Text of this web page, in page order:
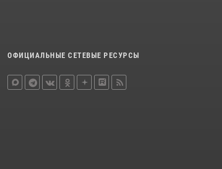
ОФИЦИАЛЬНЫЕ СЕТЕВЫЕ РЕСУРСЫ